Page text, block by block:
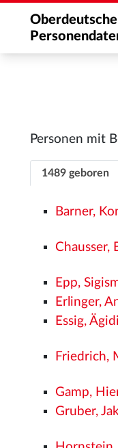
Oberdeutsche
Personen mit
1489 geboren
Barner,
Chausser,
Epp,
Erlinger,
Essig,
Friedrich,
Gamp,
Gruber,